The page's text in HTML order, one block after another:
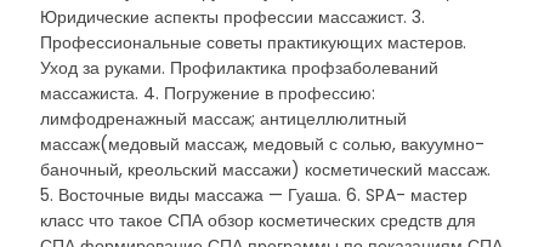
Юридические аспекты профессии массажист. 3.
Профессиональные советы практикующих мастеров.
Уход за руками. Профилактика профзаболеваний
массажиста. 4. Погружение в профессию:
лимфодренажный массаж; антицеллюлитный
массаж(медовый массаж, медовый с солью, вакуумно-
баночный, креольский массажи) косметический массаж.
5. Восточные виды массажа — Гуаша. 6. SPA- мастер
класс что такое СПА обзор косметических средств для